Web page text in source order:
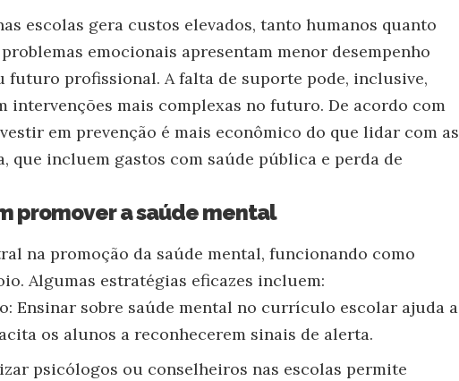
escolas gera custos elevados, tanto humanos quanto
emocionais apresentam menor desempenho
futuro profissional. A falta de suporte pode, inclusive,
intervenções mais complexas no futuro. De acordo com
em prevenção é mais econômico do que lidar com as
que incluem gastos com saúde pública e perda de
promover a saúde mental
na promoção da saúde mental, funcionando como
Algumas estratégias eficazes incluem:
Ensinar sobre saúde mental no currículo escolar ajuda a
os alunos a reconhecerem sinais de alerta.
psicólogos ou conselheiros nas escolas permite